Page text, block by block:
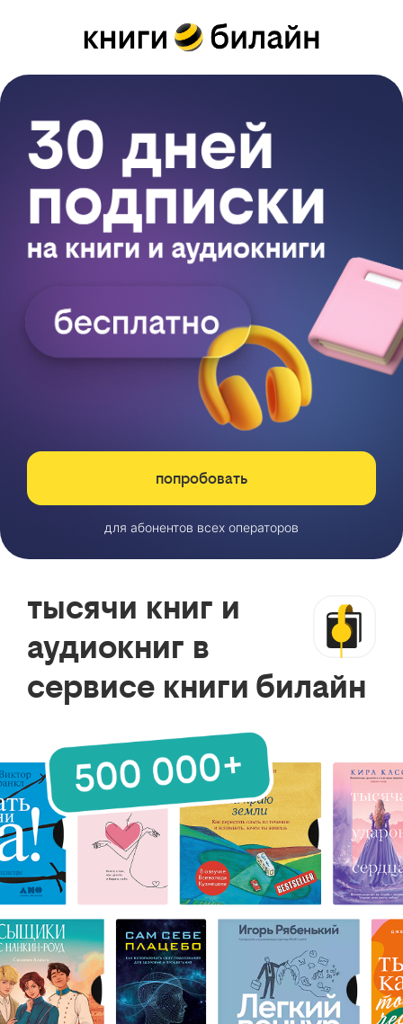
попробовать
для абонентов всех операторов
тысячи книг и
аудиокниг в
сервисе книги билайн